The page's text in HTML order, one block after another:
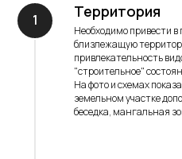
Территория
Необходимо привести в
близлежащую
привлекательность
"строительное"
На фото и схемах
земельном участке
беседка, мангальная